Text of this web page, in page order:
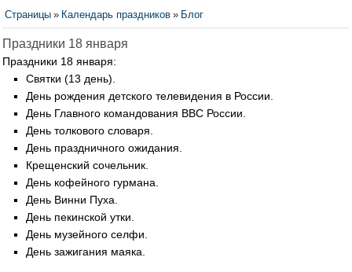
Страницы » Календарь праздников » Блог
Праздники 18 января
Праздники 18 января:
Святки (13 день).
День рождения детского телевидения в России.
День Главного командования ВВС России.
День толкового словаря.
День праздничного ожидания.
Крещенский сочельник.
День кофейного гурмана.
День Винни Пуха.
День пекинской утки.
День музейного селфи.
День зажигания маяка.